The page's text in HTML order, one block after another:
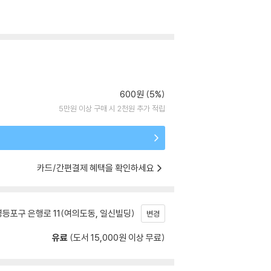
600원 (5%)
5만원 이상 구매 시 2천원 추가 적립
카드/간편결제 혜택을 확인하세요
포구 은행로 11(여의도동, 일신빌딩) 변경
유료 (도서 15,000원 이상 무료)